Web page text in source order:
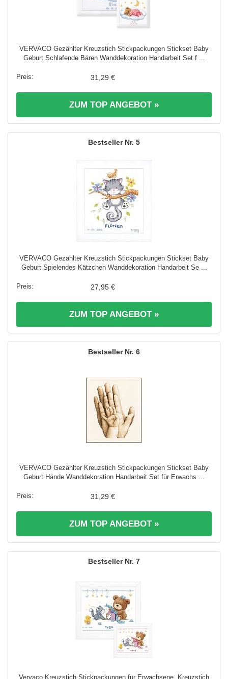
VERVACO Gezählter Kreuzstich Stickpackungen Stickset Baby
Geburt Schlafende Bären Wanddekoration Handarbeit Set f ...
31,29 €
ZUM TOP ANGEBOT »
5
VERVACO Gezählter Kreuzstich Stickpackungen Stickset Baby
Geburt Spielendes Kätzchen Wanddekoration Handarbeit Se ...
27,95 €
ZUM TOP ANGEBOT »
6
VERVACO Gezählter Kreuzstich Stickpackungen Stickset Baby
Geburt Hände Wanddekoration Handarbeit Set für Erwachs ...
31,29 €
ZUM TOP ANGEBOT »
7
Vervaco Kreuzstich Stickpackungen für Erwachsene, Kreuzstich